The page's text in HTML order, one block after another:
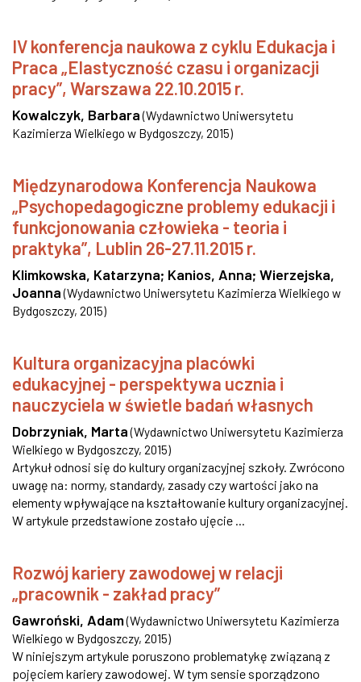
IV konferencja naukowa z cyklu Edukacja i
Praca „Elastyczność czasu i organizacji
pracy”, Warszawa 22.10.2015 r.
Kowalczyk, Barbara (Wydawnictwo Uniwersytetu
Kazimierza Wielkiego w Bydgoszczy, 2015)
Międzynarodowa Konferencja Naukowa
„Psychopedagogiczne problemy edukacji i
funkcjonowania człowieka - teoria i
praktyka”, Lublin 26-27.11.2015 r.
Klimkowska, Katarzyna; Kanios, Anna; Wierzejska,
Joanna (Wydawnictwo Uniwersytetu Kazimierza Wielkiego w
Bydgoszczy, 2015)
Kultura organizacyjna placówki
edukacyjnej - perspektywa ucznia i
nauczyciela w świetle badań własnych
Dobrzyniak, Marta (Wydawnictwo Uniwersytetu Kazimierza
Wielkiego w Bydgoszczy, 2015)
Artykuł odnosi się do kultury organizacyjnej szkoły. Zwrócono
uwagę na: normy, standardy, zasady czy wartości jako na
elementy wpływające na kształtowanie kultury organizacyjnej.
W artykule przedstawione zostało ujęcie ...
Rozwój kariery zawodowej w relacji
„pracownik - zakład pracy”
Gawroński, Adam(Wydawnictwo Uniwersytetu Kazimierza
Wielkiego w Bydgoszczy, 2015)
W niniejszym artykule poruszono problematykę związaną z
pojęciem kariery zawodowej. W tym sensie sporządzono